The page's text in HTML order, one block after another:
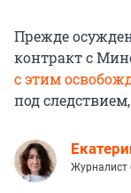
Прежде
контракт с
с этим
под
Журналист